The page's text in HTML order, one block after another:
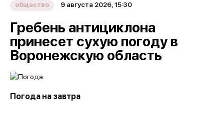
общество 9 августа 2026, 15:30
Гребень антициклона
принесет сухую погоду в
Воронежскую область
Погода на завтра